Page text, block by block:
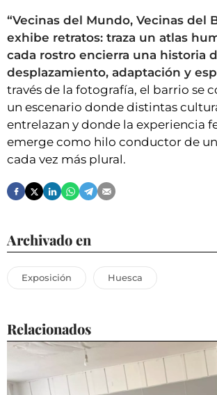
“Vecinas del Mundo, Vecinas del
exhibe retratos: traza un atlas
cada rostro encierra una historia
desplazamiento, adaptación y
través de la fotografía, el barrio se
un escenario donde distintas
entrelazan y donde la experiencia
emerge como hilo conductor de
cada vez más plural.
Archivado en
Exposición Huesca
Relacionados